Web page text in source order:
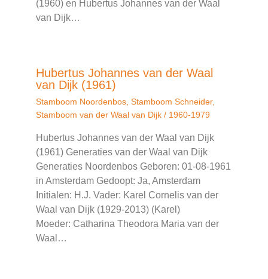
(1960) en Hubertus Johannes van der Waal
van Dijk…
Hubertus Johannes van der Waal
van Dijk (1961)
Stamboom Noordenbos, Stamboom Schneider,
Stamboom van der Waal van Dijk / 1960-1979
Hubertus Johannes van der Waal van Dijk
(1961) Generaties van der Waal van Dijk
Generaties Noordenbos Geboren: 01-08-1961
in Amsterdam Gedoopt: Ja, Amsterdam
Initialen: H.J. Vader: Karel Cornelis van der
Waal van Dijk (1929-2013) (Karel)
Moeder: Catharina Theodora Maria van der
Waal…